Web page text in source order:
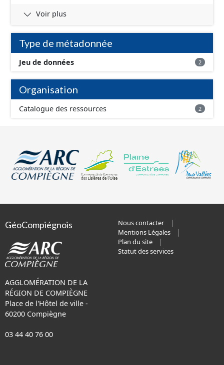
Voir plus
Type de métadonnée
Jeu de données 2
Organisation
Catalogue des ressources 2
GéoCompiégnois
AGGLOMÉRATION DE LA
RÉGION DE COMPIÈGNE
Place de l'Hôtel de ville -
60200 Compiègne
03 44 40 76 00
Nous contacter
Mentions Légales
Plan du site
Statut des services